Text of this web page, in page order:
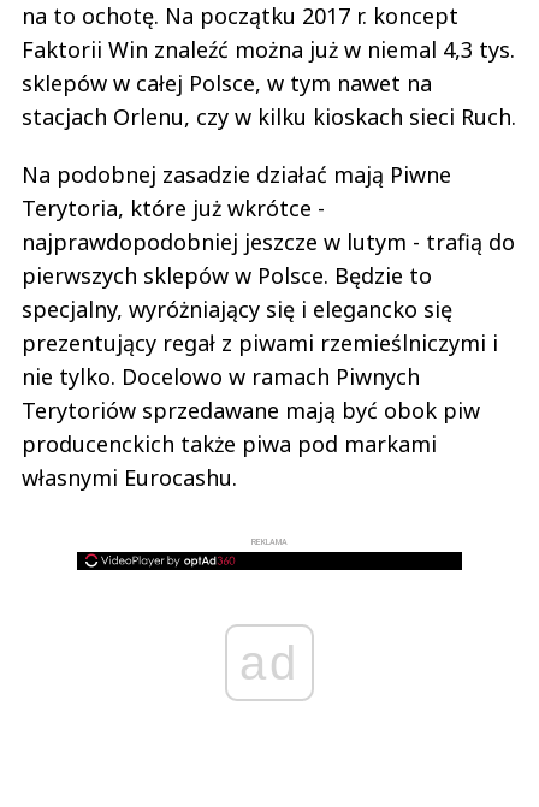
na to ochotę. Na początku 2017 r. koncept
Faktorii Win znaleźć można już w niemal 4,3 tys.
sklepów w całej Polsce, w tym nawet na
stacjach Orlenu, czy w kilku kioskach sieci Ruch.
Na podobnej zasadzie działać mają Piwne
Terytoria, które już wkrótce -
najprawdopodobniej jeszcze w lutym - trafią do
pierwszych sklepów w Polsce. Będzie to
specjalny, wyróżniający się i elegancko się
prezentujący regał z piwami rzemieślniczymi i
nie tylko. Docelowo w ramach Piwnych
Terytoriów sprzedawane mają być obok piw
producenckich także piwa pod markami
własnymi Eurocashu.
REKLAMA
ad